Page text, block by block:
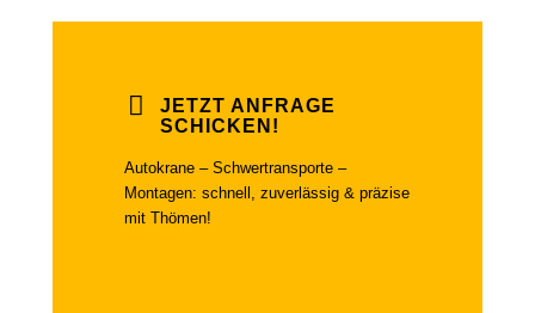
JETZT ANFRAGE
SCHICKEN!
Autokrane – Schwertransporte –
Montagen: schnell, zuverlässig & präzise
mit Thömen!